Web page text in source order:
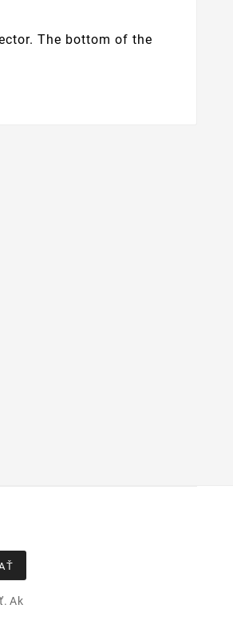
The bottom of the
Ak